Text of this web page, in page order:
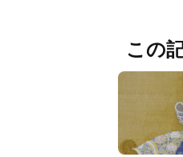
この